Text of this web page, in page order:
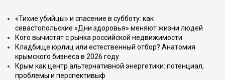
«Тихие убийцы» и спасение в субботу: как
севастопольские «Дни здоровья» меняют жизни людей
Кого вычистят с рынка российской недвижимости
Кладбище юрлиц или естественный отбор? Анатомия
крымского бизнеса в 2026 году
Крым как центр альтернативной энергетики: потенциал,
проблемы и перспективыф